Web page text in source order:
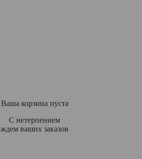
Ваша корзина пуста
С нетерпением
ждем ваших заказов